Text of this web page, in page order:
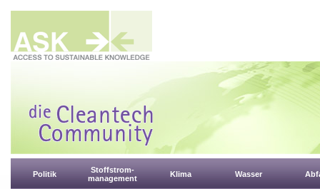
Politik
Stoffstrom-
management
Klima Wasser